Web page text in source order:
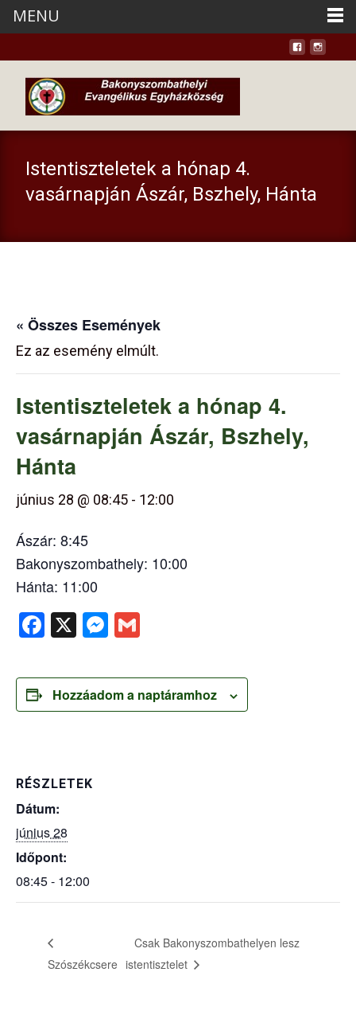
Istentiszteletek a hónap 4.
vasárnapján Ászár, Bszhely, Hánta
« Összes Események
Ez az esemény elmúlt.
Istentiszteletek a hónap 4.
vasárnapján Ászár, Bszhely,
Hánta
június 28 @ 08:45 - 12:00
Ászár: 8:45
Bakonyszombathely: 10:00
Hánta: 11:00
Facebook
X Messenger
Hozzáadom a naptáramhoz
RÉSZLETEK
Dátum:
június 28
Időpont:
08:45 - 12:00
Szószékcsere
Csak Bakonyszombathelyen lesz
istentisztelet
MENU